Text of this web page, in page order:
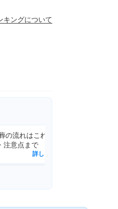
キングについて
これを見
で
詳しく見る↗